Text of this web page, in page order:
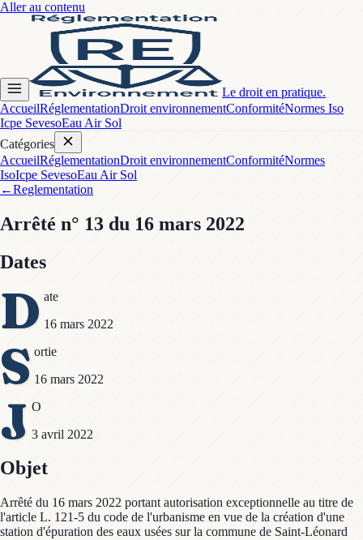
Aller au contenu
Le droit en pratique.
AccueilRéglementationDroit environnementConformitéNormes Iso
Icpe SevesoEau Air Sol
Catégories
AccueilRéglementationDroit environnementConformitéNormes
IsoIcpe SevesoEau Air Sol
←Reglementation
Arrêté n° 13 du 16 mars 2022
Dates
D ate
16 mars 2022
S ortie
16 mars 2022
J O
3 avril 2022
Objet
Arrêté du 16 mars 2022 portant autorisation exceptionnelle au titre de
l'article L. 121-5 du code de l'urbanisme en vue de la création d'une
station d'épuration des eaux usées sur la commune de Saint-Léonard